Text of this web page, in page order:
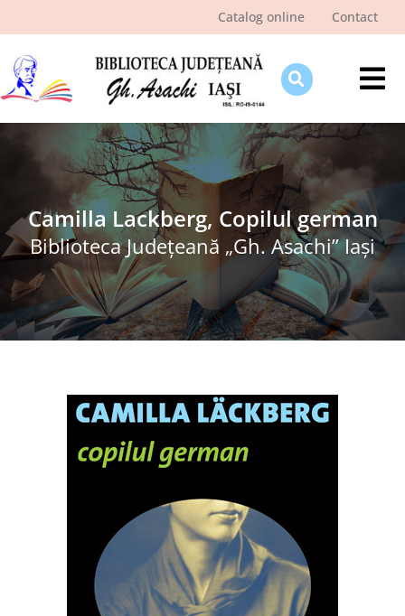
Catalog online Contact
Despre bibliotecă
Pagina cititorului
Ştiri şi evenimente
Programe şi proiecte
Interes public
Camilla Lackberg, Copilul german
Biblioteca Judeţeană „Gh. Asachi” Iaşi